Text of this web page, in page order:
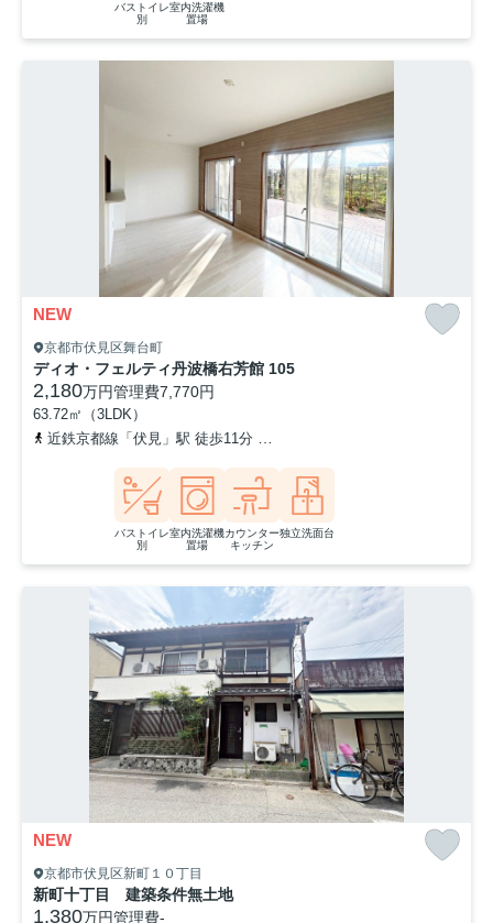
バストイレ
別
室内洗濯機
置場
NEW
京都市伏見区舞台町
ディオ・フェルティ丹波橋右芳館 105
2,180万円管理費7,770円
63.72㎡（3LDK）
近鉄京都線「伏見」駅 徒歩11分
バストイレ
別
室内洗濯機
置場
カウンター
キッチン
独立洗面台
NEW
京都市伏見区新町１０丁目
新町十丁目 建築条件無土地
1,380万円管理費-